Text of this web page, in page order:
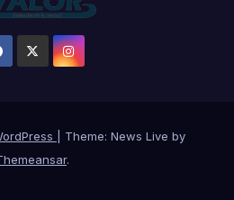
Theme: News Live by
.